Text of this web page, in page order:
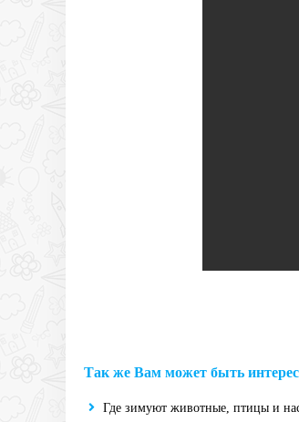
Так же Вам может быть
Где зимуют животные, птицы и